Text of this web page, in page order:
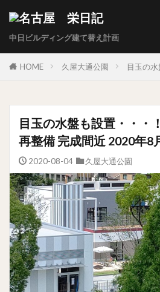
中日ビルディング建て替え計画
HOME 久屋大通公園 目玉の
目玉の水盤も設置・・・
再整備 完成間近 2020年8
2020-08-04 久屋大通公園